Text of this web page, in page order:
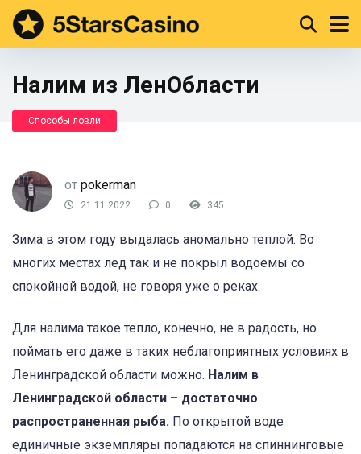
Налим из ЛенОбласти
Способы ловли
от pokerman
21.11.2022 0 345
Зима в этом году выдалась аномально теплой. Во
многих местах лед так и не покрыл водоемы со
спокойной водой, не говоря уже о реках.
Для налима такое тепло, конечно, не в радость, но
поймать его даже в таких неблагоприятных условиях в
Ленинградской области можно. Налим в
Ленинградской области – достаточно
распространенная рыба. По открытой воде
единичные экземпляры попадаются на спиннинговые